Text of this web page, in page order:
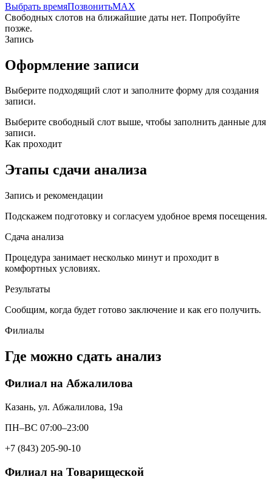
Выбрать времяПозвонитьMAX
Свободных слотов на ближайшие даты нет. Попробуйте
позже.
Запись
Оформление записи
Выберите подходящий слот и заполните форму для создания
записи.
Выберите свободный слот выше, чтобы заполнить данные для
записи.
Как проходит
Этапы сдачи анализа
Запись и рекомендации
Подскажем подготовку и согласуем удобное время посещения.
Сдача анализа
Процедура занимает несколько минут и проходит в
комфортных условиях.
Результаты
Сообщим, когда будет готово заключение и как его получить.
Филиалы
Где можно сдать анализ
Филиал на Абжалилова
Казань, ул. Абжалилова, 19а
ПН–ВС 07:00–23:00
+7 (843) 205-90-10
Филиал на Товарищеской